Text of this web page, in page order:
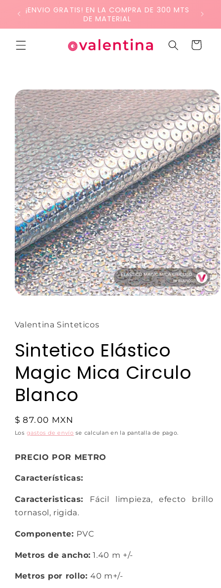
directamente
¡ENVIO GRATIS! EN LA COMPRA DE 300 MTS
DE MATERIAL
Carrito
directamente
a la
información
del producto
Valentina Sinteticos
Sintetico Elástico
Magic Mica Circulo
Blanco
$ 87.00 MXN
Los gastos de envío se calculan en la pantalla de pago.
PRECIO POR METRO
Características:
Caracteristicas: Fácil limpieza, efecto brillo
tornasol, rigida.
Componente: PVC
Metros de ancho: 1.40 m +/-
Metros por rollo:40 m+/-